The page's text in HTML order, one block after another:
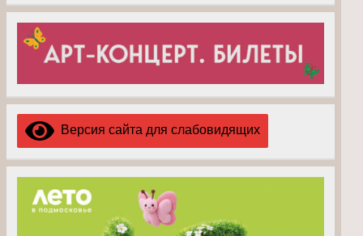
Версия сайта для слабовидящих